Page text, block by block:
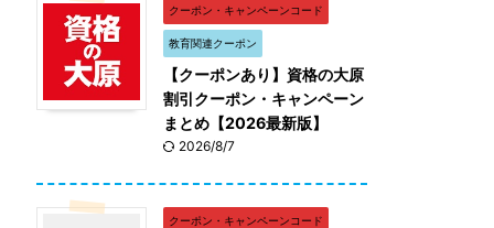
クーポン・キャンペーンコード
教育関連クーポン
【クーポンあり】資格の大原
割引クーポン・キャンペーン
まとめ【2026最新版】
2026/8/7
クーポン・キャンペーンコード